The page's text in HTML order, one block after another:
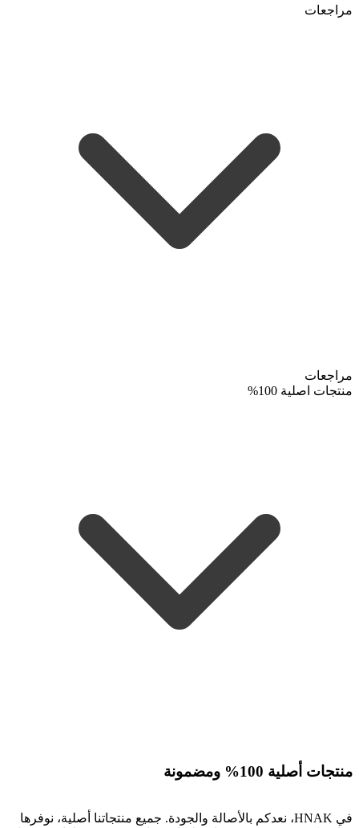
مراجعات
مراجعات
منتجات اصلية 100%
منتجات أصلية 100% ومضمونة
في HNAK، نعدكم بالأصالة والجودة. جميع منتجاتنا أصلية، نوفرها